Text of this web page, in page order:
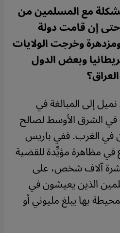
مع المسلمين من
إن قامت دولة
وخرجت الولايات
وبعض الدول
إلى المبالغة في
في الشرق الأوسط لصالح
الغرب. ففي باريس
في مظاهرة مؤيِّدة للقضية
آلاف شخص، على
الذين يعيشون في
بها يبلغ مليوني أو